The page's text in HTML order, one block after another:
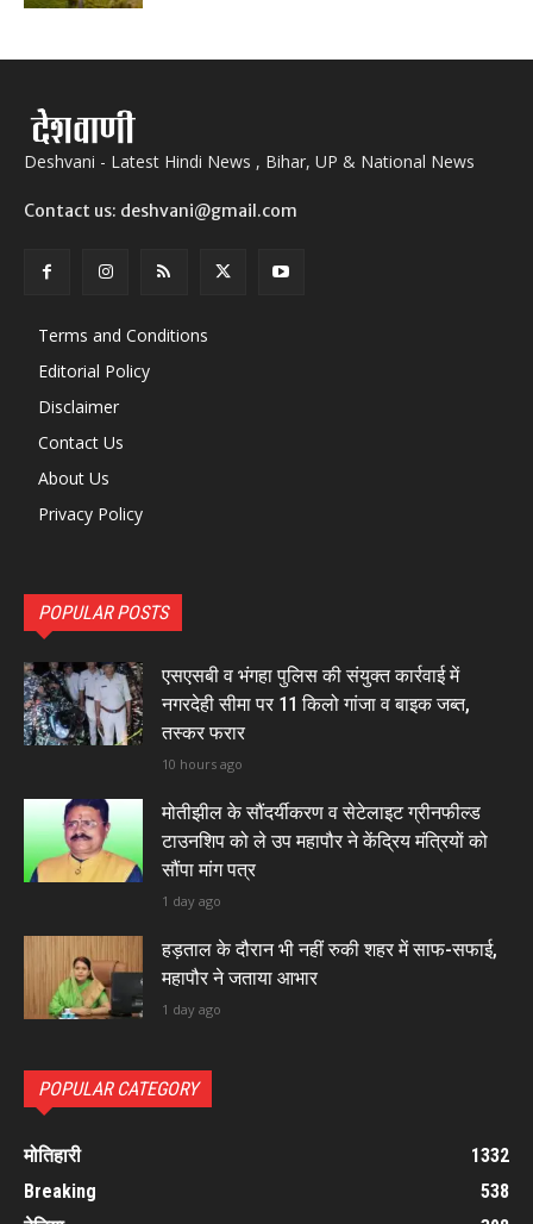
Deshvani - Latest Hindi News , Bihar, UP & National News
Contact us: deshvani@gmail.com
Terms and Conditions
Editorial Policy
Disclaimer
Contact Us
About Us
Privacy Policy
POPULAR POSTS
एसएसबी व भंगहा पुलिस की संयुक्त कार्रवाई में
नगरदेही सीमा पर 11 किलो गांजा व बाइक जब्त,
तस्कर फरार
10 hours ago
मोतीझील के सौंदर्यीकरण व सेटेलाइट ग्रीनफील्ड
टाउनशिप को ले उप महापौर ने केंद्रिय मंत्रियों को
सौंपा मांग पत्र
1 day ago
हड़ताल के दौरान भी नहीं रुकी शहर में साफ-सफाई,
महापौर ने जताया आभार
1 day ago
POPULAR CATEGORY
मोतिहारी
1332
Breaking
538